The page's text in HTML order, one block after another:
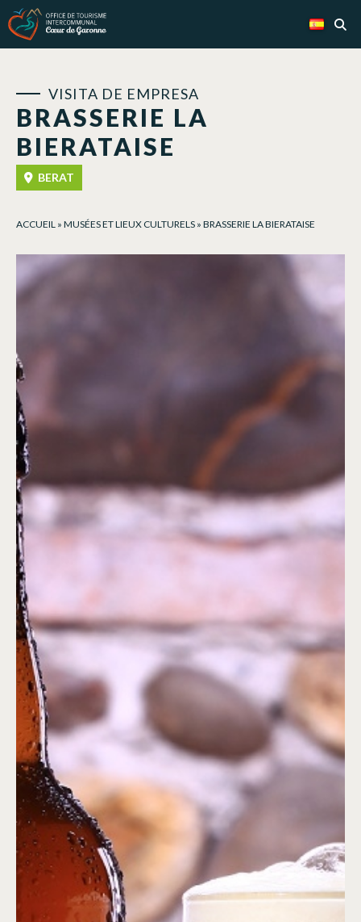
BRASSERIE LA
BIERATAISE
VISITA DE EMPRESA
BERAT
ACCUEIL » MUSÉES ET LIEUX CULTURELS » BRASSERIE LA BIERATAISE
Panel de gestión de cookies